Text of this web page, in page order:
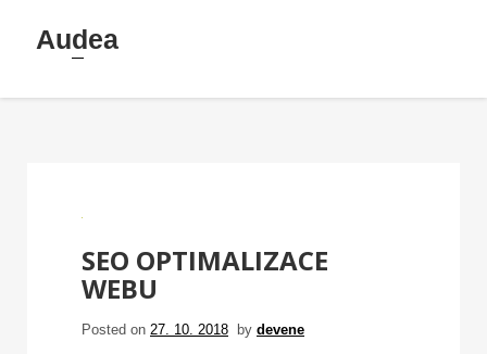
Audea
SEO OPTIMALIZACE
WEBU
Posted on 27. 10. 2018 by devene